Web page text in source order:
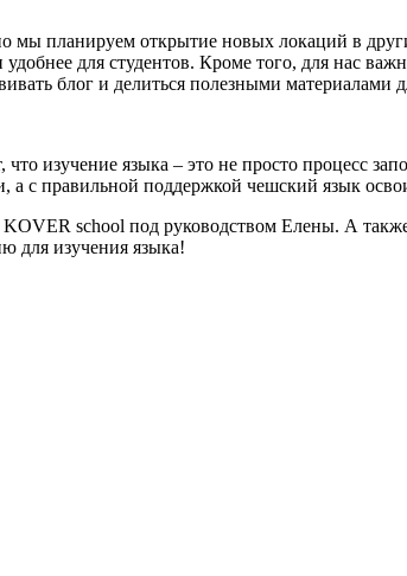
планируем открытие новых локаций в
для студентов. Кроме того, для нас
блог и делиться полезными материалами
изучение языка – это не просто процесс
а с правильной поддержкой чешский язык
school под руководством Елены. А
для изучения языка!